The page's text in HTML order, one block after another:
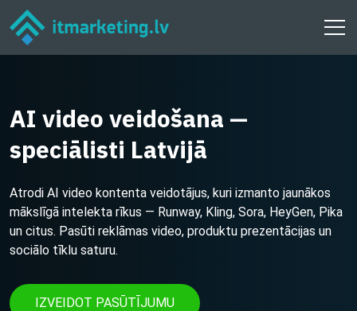
AI video veidošana —
speciālisti Latvijā
Atrodi AI video kontenta veidotājus, kuri izmanto jaunākos
mākslīgā intelekta rīkus — Runway, Kling, Sora, HeyGen, Pika
un citus. Pasūti reklāmas video, produktu prezentācijas un
sociālo tīklu saturu.
IZVEIDOT PASŪTĪJUMU